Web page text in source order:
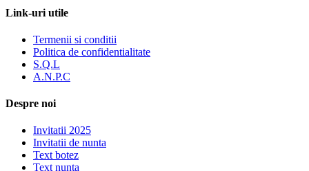
Link-uri utile
Termenii si conditii
Politica de confidentialitate
S.Q.L
A.N.P.C
Despre noi
Invitatii 2025
Invitatii de nunta
Text botez
Text nunta